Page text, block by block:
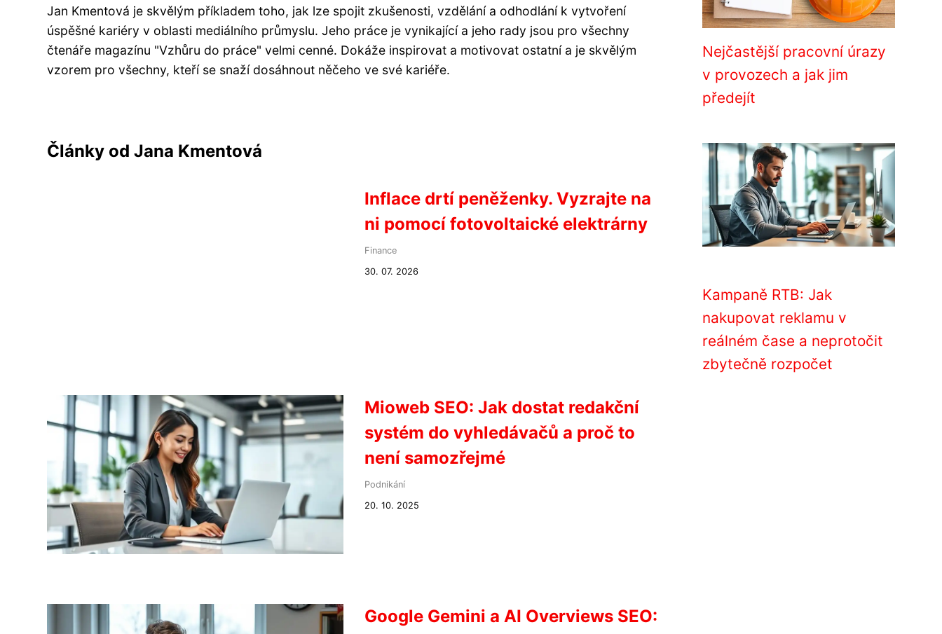
Jan Kmentová je skvělým příkladem toho, jak lze spojit zkušenosti, vzdělání a odhodlání k vytvoření
úspěšné kariéry v oblasti mediálního průmyslu. Jeho práce je vynikající a jeho rady jsou pro všechny
čtenáře magazínu "Vzhůru do práce" velmi cenné. Dokáže inspirovat a motivovat ostatní a je skvělým
vzorem pro všechny, kteří se snaží dosáhnout něčeho ve své kariéře.
Články od Jana Kmentová
Inflace drtí peněženky. Vyzrajte na
ni pomocí fotovoltaické elektrárny
Finance
30. 07. 2026
Mioweb SEO: Jak dostat redakční
systém do vyhledávačů a proč to
není samozřejmé
Podnikání
20. 10. 2025
Google Gemini a AI Overviews SEO:
Nejčastější pracovní úrazy
v provozech a jak jim
předejít
Kampaně RTB: Jak
nakupovat reklamu v
reálném čase a neprotočit
zbytečně rozpočet